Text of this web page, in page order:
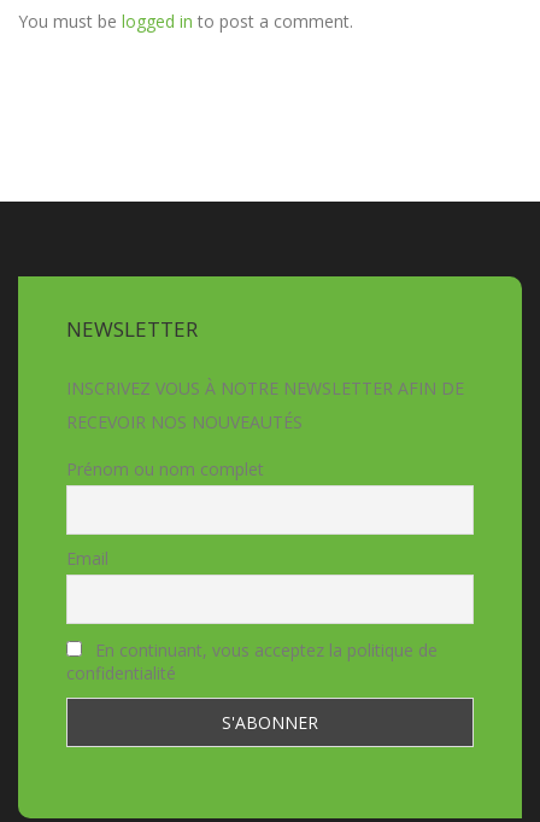
You must be logged in to post a comment.
NEWSLETTER
INSCRIVEZ VOUS À NOTRE NEWSLETTER AFIN DE
RECEVOIR NOS NOUVEAUTÉS
Prénom ou nom complet
Email
En continuant, vous acceptez la politique de
confidentialité